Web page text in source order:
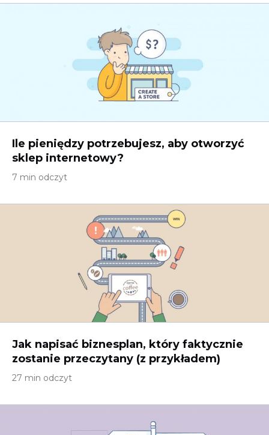
Ile pieniędzy potrzebujesz, aby otworzyć
sklep internetowy?
7 min odczyt
Jak napisać biznesplan, który faktycznie
zostanie przeczytany (z przykładem)
27 min odczyt